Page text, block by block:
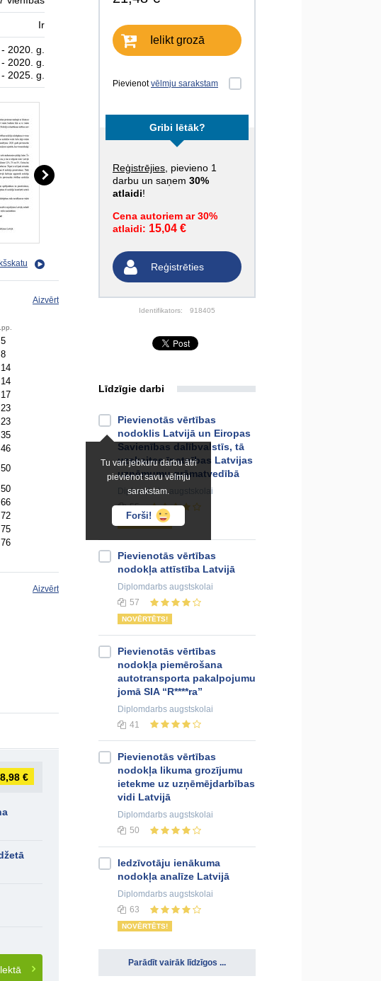
Ielikt grozā
Pievienotvēlmju sarakstam
Gribi lētāk?
Reģistrējies , pievieno 1
darbu un saņem 30%
atlaidi!
Cena autoriem ar 30%
atlaidi: 15,04 €
Reģistrēties
Identifikators: 918405
Ir
2020. g.
2020. g.
2025. g.
Aizvērt
5
8
14
14
17
23
23
35
46
50
50
66
72
75
76
Aizvērt
€
Līdzīgie darbi
Tu vari jebkuru darbu ātri
pievienot savu vēlmju
sarakstam.
Forši!
Pievienotās vērtības
nodoklis Latvijā un Eiropas
Savienības dalībvalstīs, tā
uzskaites īpatnības Latvijas
uzņēmumu grāmatvedībā
Diplomdarbsaugstskolai
55
NOVĒRTĒTS!
Pievienotās vērtības
nodokļa attīstība Latvijā
Diplomdarbs augstskolai
57
NOVĒRTĒTS!
Pievienotās vērtības
nodokļa piemērošana
autotransporta pakalpojumu
jomā SIA “R****ra”
Diplomdarbs augstskolai
41
Pievienotās vērtības
nodokļa likuma grozījumu
ietekme uz uzņēmējdarbības
vidi Latvijā
Diplomdarbs augstskolai
50
Iedzīvotāju ienākuma
nodokļa analīze Latvijā
Diplomdarbs augstskolai
63
NOVĒRTĒTS!
Parādīt vairāk līdzīgos ...